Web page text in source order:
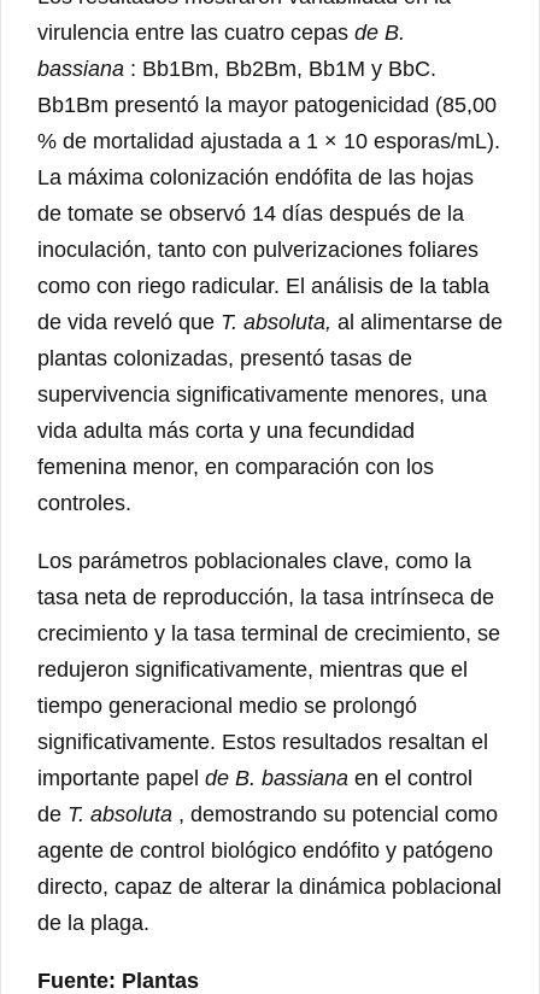
virulencia entre las cuatro cepas de B.
bassiana : Bb1Bm, Bb2Bm, Bb1M y BbC.
Bb1Bm presentó la mayor patogenicidad (85,00
% de mortalidad ajustada a 1 × 10 esporas/mL).
La máxima colonización endófita de las hojas
de tomate se observó 14 días después de la
inoculación, tanto con pulverizaciones foliares
como con riego radicular. El análisis de la tabla
de vida reveló que T. absoluta, al alimentarse de
plantas colonizadas, presentó tasas de
supervivencia significativamente menores, una
vida adulta más corta y una fecundidad
femenina menor, en comparación con los
controles.
Los parámetros poblacionales clave, como la
tasa neta de reproducción, la tasa intrínseca de
crecimiento y la tasa terminal de crecimiento, se
redujeron significativamente, mientras que el
tiempo generacional medio se prolongó
significativamente. Estos resultados resaltan el
importante papel de B. bassiana en el control
de T. absoluta , demostrando su potencial como
agente de control biológico endófito y patógeno
directo, capaz de alterar la dinámica poblacional
de la plaga.
Fuente: Plantas